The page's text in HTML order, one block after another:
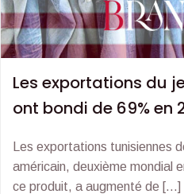
Les exportations du
ont bondi de 69% en
Les exportations tunisiennes
américain, deuxième mondial
ce produit, a augmenté de […]